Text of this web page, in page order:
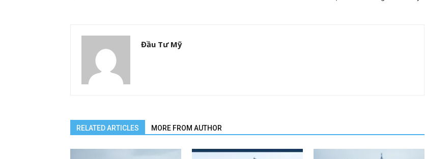
Đầu Tư Mỹ
RELATED ARTICLES MORE FROM AUTHOR